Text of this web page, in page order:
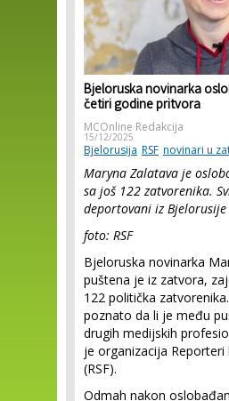
Bjeloruska novinarka
četiri godine pritvora
MCOnline Redakcija
15/12/2025
Bjelorusija RSF novinari u
Maryna Zalatava je
sa još 122 zatvorenika.
deportovani iz Bjelorusije
foto: RSF
Bjeloruska novinarka
puštena je iz zatvora,
122 politička
poznato da li je među
drugih medijskih
je organizacija Reporteri
(RSF).
Odmah nakon